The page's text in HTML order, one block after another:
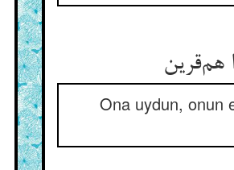
Ona uydun, onun